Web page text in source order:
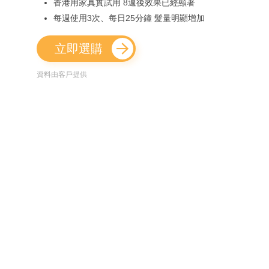
香港用家真實試用 8週後效果已經顯著
每週使用3次、每日25分鐘 髮量明顯增加
立即選購
資料由客戶提供